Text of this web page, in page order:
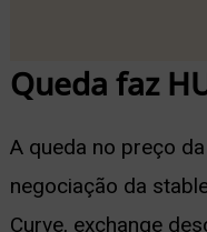
Queda faz
A queda no preço
negociação da
Curve, exchange